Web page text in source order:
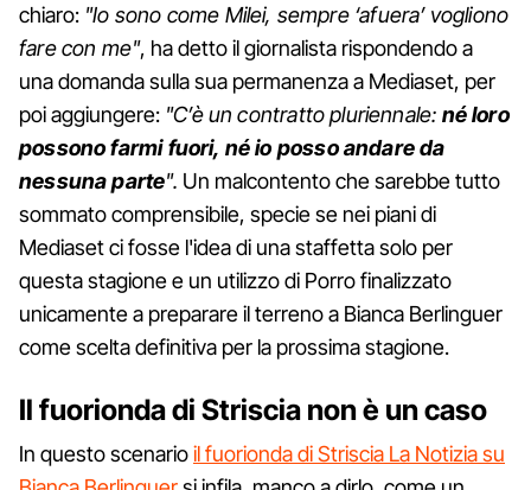
chiaro: "Io sono come Milei, sempre ‘afuera’ vogliono
fare con me", ha detto il giornalista rispondendo a
una domanda sulla sua permanenza a Mediaset, per
poi aggiungere: "C’è un contratto pluriennale: né loro
possono farmi fuori, né io posso andare da
nessuna parte". Un malcontento che sarebbe tutto
sommato comprensibile, specie se nei piani di
Mediaset ci fosse l'idea di una staffetta solo per
questa stagione e un utilizzo di Porro finalizzato
unicamente a preparare il terreno a Bianca Berlinguer
come scelta definitiva per la prossima stagione.
Il fuorionda di Striscia non è un caso
In questo scenarioil fuorionda di Striscia La Notizia su